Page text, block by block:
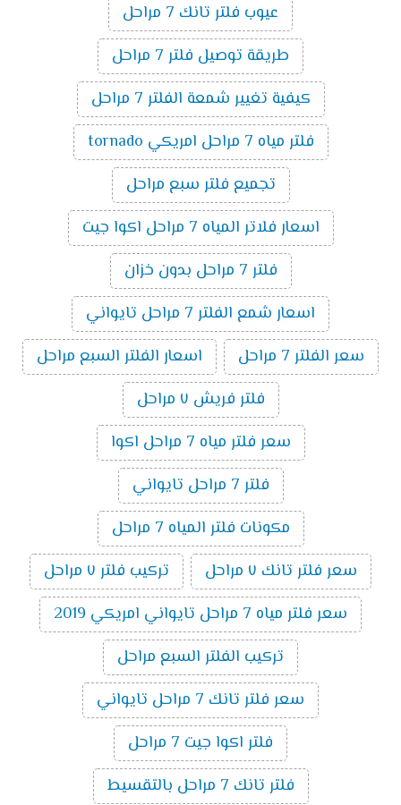
عيوب فلتر تانك 7 مراحل
طريقة توصيل فلتر 7 مراحل
كيفية تغيير شمعة الفلتر 7 مراحل
فلتر مياه 7 مراحل امريكي tornado
تجميع فلتر سبع مراحل
اسعار فلاتر المياه 7 مراحل اكوا جيت
فلتر 7 مراحل بدون خزان
اسعار شمع الفلتر 7 مراحل تايواني
سعر الفلتر 7 مراحل
اسعار الفلتر السبع مراحل
فلتر فريش ٧ مراحل
سعر فلتر مياه 7 مراحل اكوا
فلتر 7 مراحل تايواني
مكونات فلتر المياه 7 مراحل
سعر فلتر تانك ٧ مراحل
تركيب فلتر ٧ مراحل
سعر فلتر مياه 7 مراحل تايواني امريكي 2019
تركيب الفلتر السبع مراحل
سعر فلتر تانك 7 مراحل تايواني
فلتر اكوا جيت 7 مراحل
فلتر تانك 7 مراحل بالتقسيط